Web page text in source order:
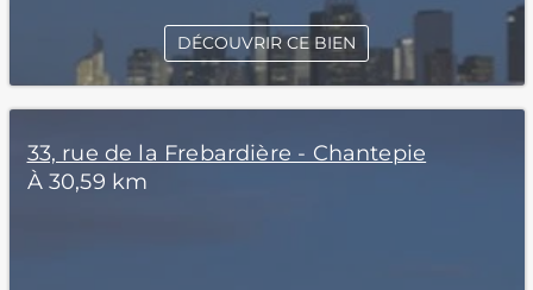
DÉCOUVRIR CE BIEN
33, rue de la Frebardière - Chantepie
À 30,59 km